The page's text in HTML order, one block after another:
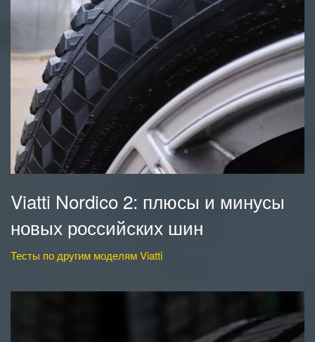
Viatti Nordico 2: плюсы и минусы
новых российских шин
Тесты по другим моделям Viatti